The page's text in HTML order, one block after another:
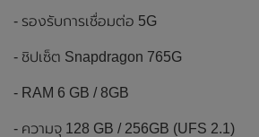
- รองรับการเชื่อมต่อ 5G
- ชิปเซ็ต Snapdragon 765G
- RAM 6 GB / 8GB
- ความจุ 128 GB / 256GB (UFS 2.1)